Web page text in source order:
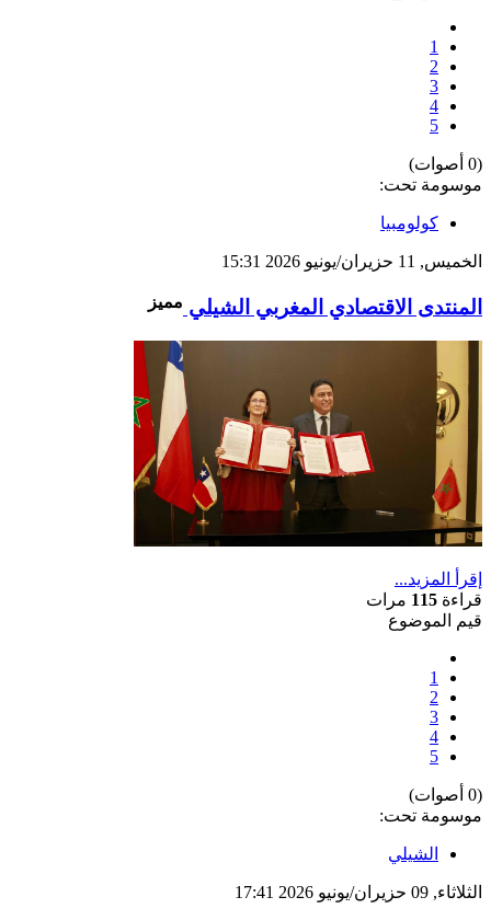
1
2
3
4
5
(0 أصوات)
موسومة تحت:
كولومبيا
الخميس, 11 حزيران/يونيو 2026 15:31
المنتدى الاقتصادي المغربي الشيلي مميز
إقرأ المزيد...
قراءة 115 مرات
قيم الموضوع
1
2
3
4
5
(0 أصوات)
موسومة تحت:
الشيلي
الثلاثاء, 09 حزيران/يونيو 2026 17:41